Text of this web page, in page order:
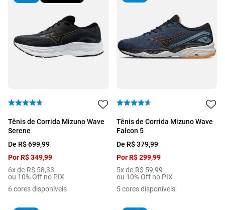
Tênis de Corrida Mizuno Wave
Serene
De R$699,99
PorR$349,99
6x de R$ 58,33
ou 10% Off no PIX
6 cores disponíveis
Tênis de Corrida Mizuno Wave
Falcon 5
DeR$379,99
PorR$ 299,99
5x de R$ 59,99
ou 10% Off no PIX
5 cores disponíveis